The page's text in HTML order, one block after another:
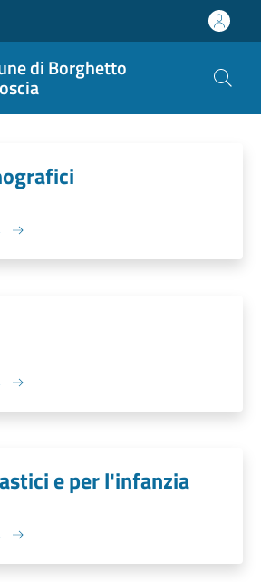
di Borghetto
e per l'infanzia